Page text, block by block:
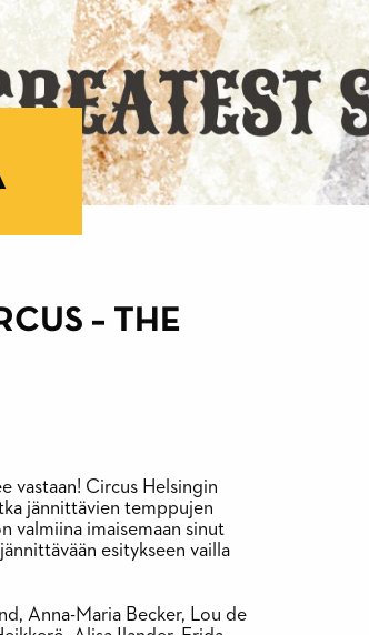
– THE
vastaan! Circus Helsingin
jännittävien temppujen
valmiina imaisemaan sinut
esitykseen vailla
Anna-Maria Becker, Lou de